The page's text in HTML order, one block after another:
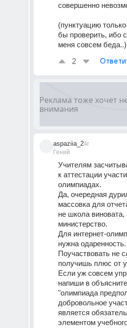
совершенно
(пунктуацию
бы проверить, ибо
меня совсем беда..)
2
aspaziia_2
Гений
4г
Учителям
к аттестации
олимпиадах.
Да, очередная
массовка для
не школа
министерство.
Для интернет-
нужна одаренность.
Поучаствовать не
получишь плюс от
Если уж совсем
напиши в
"олимпиада
добровольное
является
элементом